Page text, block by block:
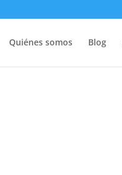
Quiénes somos Blog